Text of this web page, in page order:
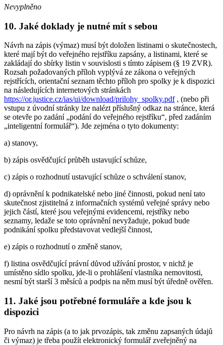
Nevyplněno
10. Jaké doklady je nutné mít s sebou
Návrh na zápis (výmaz) musí být doložen listinami o skutečnostech,
které mají být do veřejného rejstříku zapsány, a listinami, které se
zakládají do sbírky listin v souvislosti s tímto zápisem (§ 19 ZVR).
Rozsah požadovaných příloh vyplývá ze zákona o veřejných
rejstřících, orientační seznam těchto příloh pro spolky je k dispozici
na následujících internetových stránkách
https://or.justice.cz/ias/ui/download/prilohy_spolky.pdf, (nebo při
vstupu z úvodní stránky lze nalézt příslušný odkaz na stránce, která
se otevře po zadání „podání do veřejného rejstříku“, před zadáním
„inteligentní formulář“). Jde zejména o tyto dokumenty:
a) stanovy,
b) zápis osvědčující průběh ustavující schůze,
c) zápis o rozhodnutí ustavující schůze o schválení stanov,
d) oprávnění k podnikatelské nebo jiné činnosti, pokud není tato
skutečnost zjistitelná z informačních systémů veřejné správy nebo
jejich částí, které jsou veřejnými evidencemi, rejstříky nebo
seznamy, ledaže se toto oprávnění nevyžaduje, pokud bude
podnikání spolku představovat vedlejší činnost,
e) zápis o rozhodnutí o změně stanov,
f) listina osvědčující právní důvod užívání prostor, v nichž je
umístěno sídlo spolku, jde-li o prohlášení vlastníka nemovitosti,
nesmí být starší 3 měsíců a podpis na něm musí být úředně ověřen.
11. Jaké jsou potřebné formuláře a kde jsou k
dispozici
Pro návrh na zápis (a to jak prvozápis, tak změnu zapsaných údajů
či výmaz) je třeba použít elektronický formulář zveřejněný na